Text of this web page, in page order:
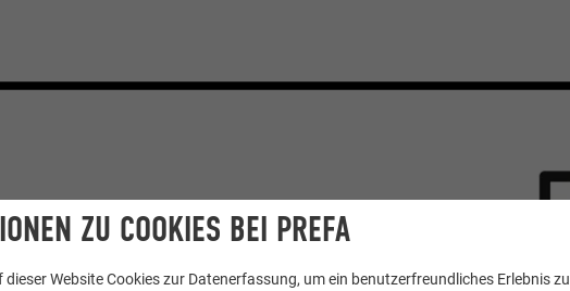
HIGHLIGHTSZU COOKIES BEI PREFA
dieser Website Cookies zur Datenerfassung, um ein benutzerfreundliches Erlebnis zu